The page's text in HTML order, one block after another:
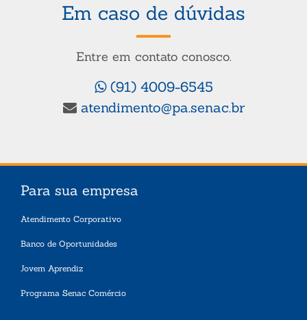
Em caso de dúvidas
Entre em contato conosco.
(91) 4009-6545
atendimento@pa.senac.br
Para sua empresa
Atendimento Corporativo
Banco de Oportunidades
Jovem Aprendiz
Programa Senac Comércio